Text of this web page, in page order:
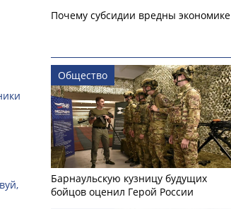
Почему субсидии вредны экономике
Общество
Барнаульскую кузницу будущих
бойцов оценил Герой России